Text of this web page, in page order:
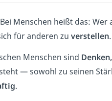
Menschen heißt das:
für anderen zu verstellen.
Menschen sind
— sowohl zu seinen
.